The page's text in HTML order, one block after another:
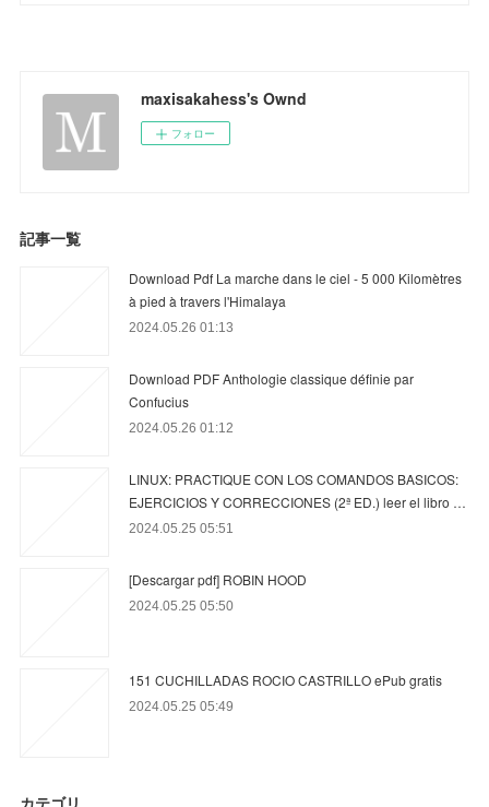
maxisakahess's Ownd
フォロー
記事一覧
Download Pdf La marche dans le ciel - 5 000 Kilomètres
à pied à travers l'Himalaya
2024.05.26 01:13
Download PDF Anthologie classique définie par
Confucius
2024.05.26 01:12
LINUX: PRACTIQUE CON LOS COMANDOS BASICOS:
EJERCICIOS Y CORRECCIONES (2ª ED.) leer el libro …
2024.05.25 05:51
[Descargar pdf] ROBIN HOOD
2024.05.25 05:50
151 CUCHILLADAS ROCIO CASTRILLO ePub gratis
2024.05.25 05:49
カテゴリ